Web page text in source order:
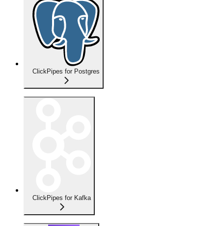
ClickPipes for Postgres
ClickPipes for Kafka